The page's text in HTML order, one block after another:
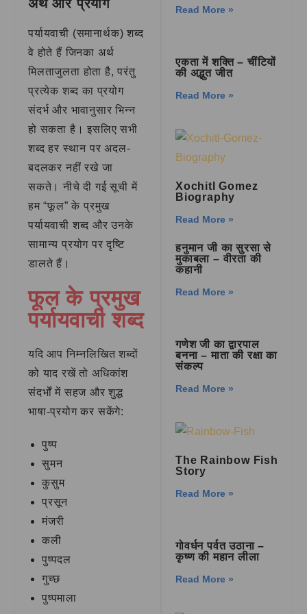
अर्थ और प्रयोग
पर्यायवाची (समानार्थक) शब्द
वे होते हैं जिनका अर्थ
मिलताजुलता होता है, परंतु
प्रत्येक शब्द का प्रयोग
संदर्भ और भावानुसार भिन्न
हो सकता है। इसलिए सभी
शब्द हर स्थान पर अदल-
बदलकर नहीं रखे जा
सकते। नीचे दी गई सूची में
हम “फूल” के प्रमुख
पर्यायवाची शब्द और उनके
सामान्य प्रयोग पर दृष्टि
डालते हैं।
फूल के प्रमुख
पर्यायवाची शब्द
यदि आप निम्नलिखित शब्दों
को याद रखें तो अधिकांश
संदर्भों में सहज और शुद्ध
भाषा-प्रयोग कर सकेंगे:
पुष्प
सुमन
कुसुम
प्रसून
मंजरी
कली
पुष्पदल
गुच्छ
पुष्पमाला
Read More »
एकता में शक्ति – चींटियों
की अद्भुत जीत
Read More »
Xochitl Gomez
Biography
Read More »
हनुमान जी का सुरसा से
मुकाबला – वीरता की
कहानी
Read More »
गणेश जी का द्वारपाल
बनना – माता की रक्षा का
संकल्प
Read More »
The Rainbow Fish
Story
Read More »
गोवर्धन पर्वत उठाना –
कृष्ण की महान लीला
Read More »